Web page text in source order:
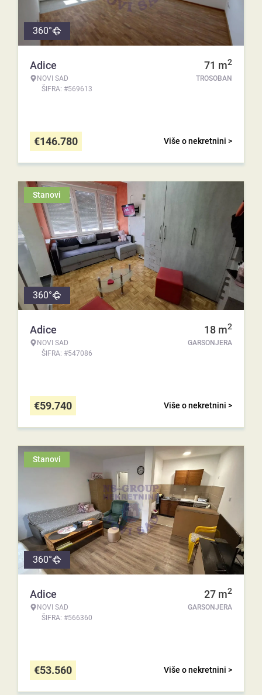
360°
Adice
NOVI SAD
ŠIFRA: #569613
71 m2
TROSOBAN
Više o nekretnini >
€146.780
Stanovi
360°
Adice
NOVI SAD
ŠIFRA: #547086
18 m2
GARSONJERA
Više o nekretnini >
€59.740
Stanovi
360°
Adice
NOVI SAD
ŠIFRA: #566360
27 m2
GARSONJERA
Više o nekretnini >
€53.560